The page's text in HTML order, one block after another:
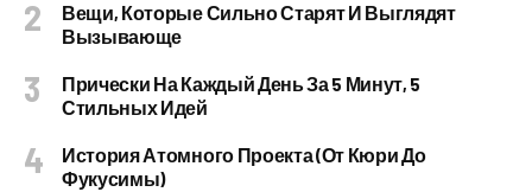
Вещи, Которые Сильно Старят И Выглядят
Вызывающе
Прически На Каждый День За 5 Минут, 5
Стильных Идей
История Атомного Проекта (от Кюри До
Фукусимы)